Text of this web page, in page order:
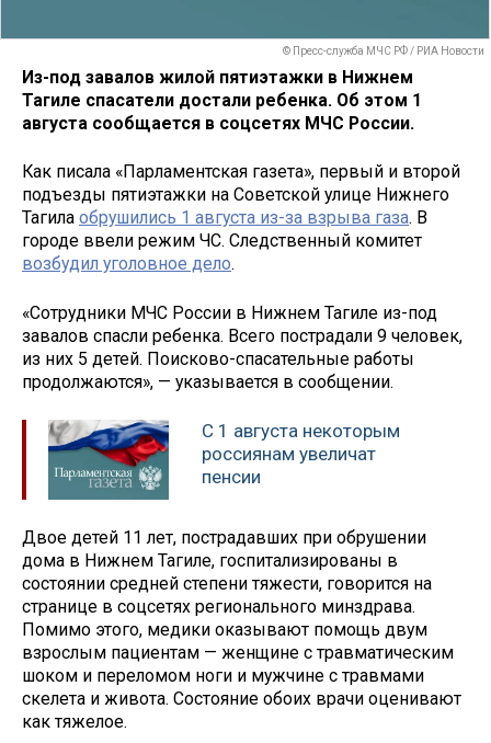
© Пресс-служба МЧС РФ / РИА Новости
Из-под завалов жилой пятиэтажки в Нижнем
Тагиле спасатели достали ребенка. Об этом 1
августа сообщается в соцсетях МЧС России.
Как писала «Парламентская газета», первый и второй
подъезды пятиэтажки на Советской улице Нижнего
Тагила обрушились 1 августа из-за взрыва газа. В
городе ввели режим ЧС. Следственный комитет
возбудил уголовное дело.
«Сотрудники МЧС России в Нижнем Тагиле из-под
завалов спасли ребенка. Всего пострадали 9 человек,
из них 5 детей. Поисково-спасательные работы
продолжаются», — указывается в сообщении.
С 1 августа некоторым
россиянам увеличат
пенсии
Двое детей 11 лет, пострадавших при обрушении
дома в Нижнем Тагиле, госпитализированы в
состоянии средней степени тяжести, говорится на
странице в соцсетях регионального минздрава.
Помимо этого, медики оказывают помощь двум
взрослым пациентам — женщине с травматическим
шоком и переломом ноги и мужчине с травмами
скелета и живота. Состояние обоих врачи оценивают
как тяжелое.